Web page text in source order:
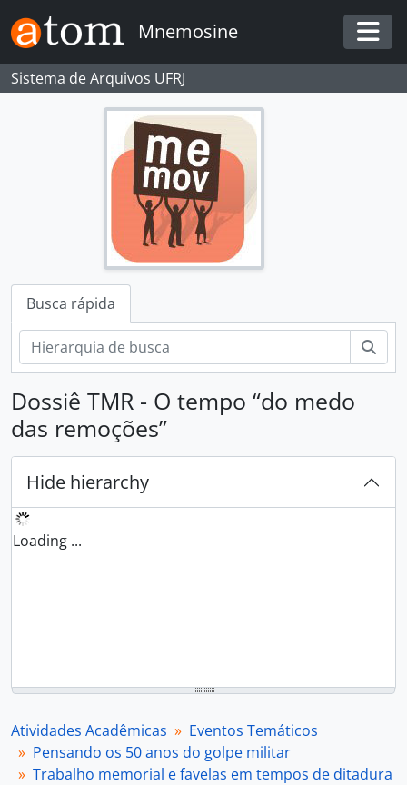
Skip to main content
Mnemosine
Sistema de Arquivos UFRJ
Busca rápida
Dossiê TMR - O tempo “do medo
das remoções”
Hide hierarchy
Loading ...
Atividades Acadêmicas
Eventos Temáticos
Pensando os 50 anos do golpe militar
Trabalho memorial e favelas em tempos de ditadura